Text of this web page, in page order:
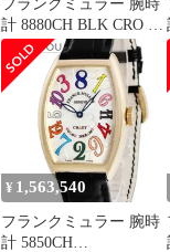
フランクミュラー 腕時
計 8880CH BLK CRO 鑑
定済み ブランド
¥ 1,563,540
フランクミュラー 腕時
計 5850CH